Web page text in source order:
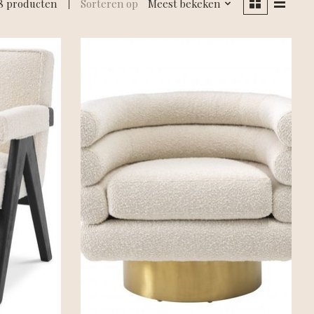
producten Sorteren op Meest bekeken